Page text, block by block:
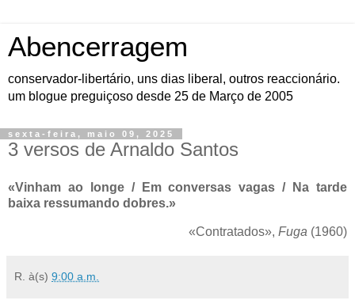
Abencerragem
conservador-libertário, uns dias liberal, outros reaccionário.
um blogue preguiçoso desde 25 de Março de 2005
sexta-feira, maio 09, 2025
3 versos de Arnaldo Santos
«Vinham ao longe / Em conversas vagas / Na tarde
baixa ressumando dobres.»
«Contratados», Fuga (1960)
R. à(s) 9:00 a.m.